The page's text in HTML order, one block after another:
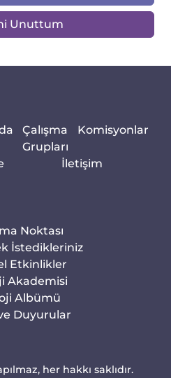
Unuttum
Çalışma
Grupları
Komisyonlar
İletişim
Noktası
İstedikleriniz
Etkinlikler
Akademisi
Albümü
Duyurular
her hakkı saklıdır.